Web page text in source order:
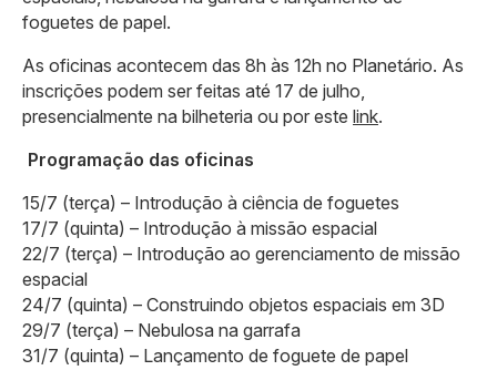
foguetes de papel.
As oficinas acontecem das 8h às 12h no Planetário. As
inscrições podem ser feitas até 17 de julho,
presencialmente na bilheteria ou por este link.
Programação das oficinas
15/7 (terça) – Introdução à ciência de foguetes
17/7 (quinta) – Introdução à missão espacial
22/7 (terça) – Introdução ao gerenciamento de missão
espacial
24/7 (quinta) – Construindo objetos espaciais em 3D
29/7 (terça) – Nebulosa na garrafa
31/7 (quinta) – Lançamento de foguete de papel